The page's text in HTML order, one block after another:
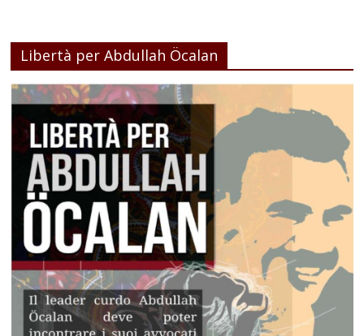
Libertà per Abdullah Öcalan